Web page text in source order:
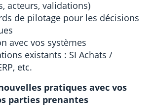
acteurs, validations)
de pilotage pour les décisions
avec vos systèmes
existants : SI Achats /
etc.
pratiques avec vos
parties prenantes